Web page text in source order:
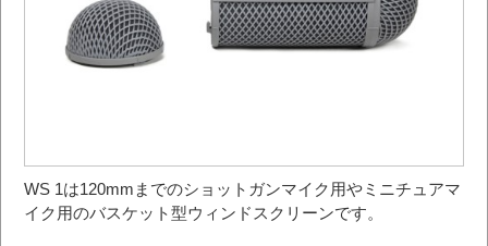
WS 1は120mmまでのショットガンマイク用やミニチュアマ
イク用のバスケット型ウィンドスクリーンです。